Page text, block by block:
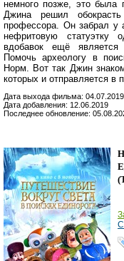
немного позже, это была
Джина решил
профессора. Он забрал у
нефритовую статуэтку
вдобавок ещё
Помочь археологу в
Норм. Вот так Джин
которых и отправляется в
Дата выхода фильма: 04.07.2019
Дата добавления: 12.06.2019
Последнее обновление:
(